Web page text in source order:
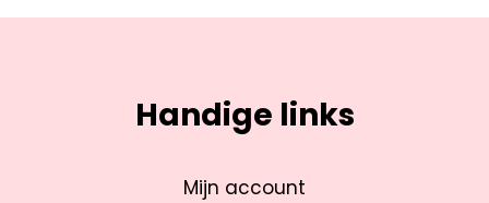
Handige links
Mijn account